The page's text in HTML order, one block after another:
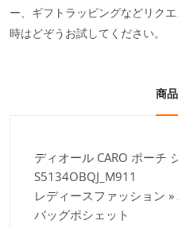
ー、ギフトラッピングなどリク
時はどぞうお試してください。
商
ディオール CARO ポーチ
S5134OBQJ_M911
レディースファッション
バッグポシェット